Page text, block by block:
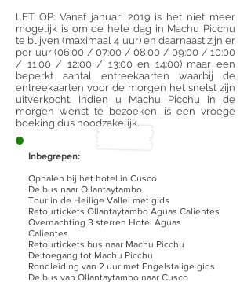
LET OP: Vanaf januari 2019 is het niet meer
mogelijk is om de hele dag in Machu Picchu
te blijven (maximaal 4 uur) en daarnaast zijn er
per uur (06:00 / 07:00 / 08:00 / 09:00 / 10:00
/ 11:00 / 12:00 / 13:00 en 14:00) maar een
beperkt aantal entreekaarten waarbij de
entreekaarten voor de morgen het snelst zijn
uitverkocht. Indien u Machu Picchu in de
morgen wenst te bezoeken, is een vroege
boeking dus noodzakelijk.
Inbegrepen:
Ophalen bij het hotel in Cusco
De bus naar Ollantaytambo
Tour in de Heilige Vallei met gids
Retourtickets Ollantaytambo Aguas Calientes
Overnachting 3 sterren Hotel Aguas
Calientes
Retourtickets bus naar Machu Picchu
De toegang tot Machu Picchu
Rondleiding van 2 uur met Engelstalige gids
De bus van Ollantaytambo naar Cusco